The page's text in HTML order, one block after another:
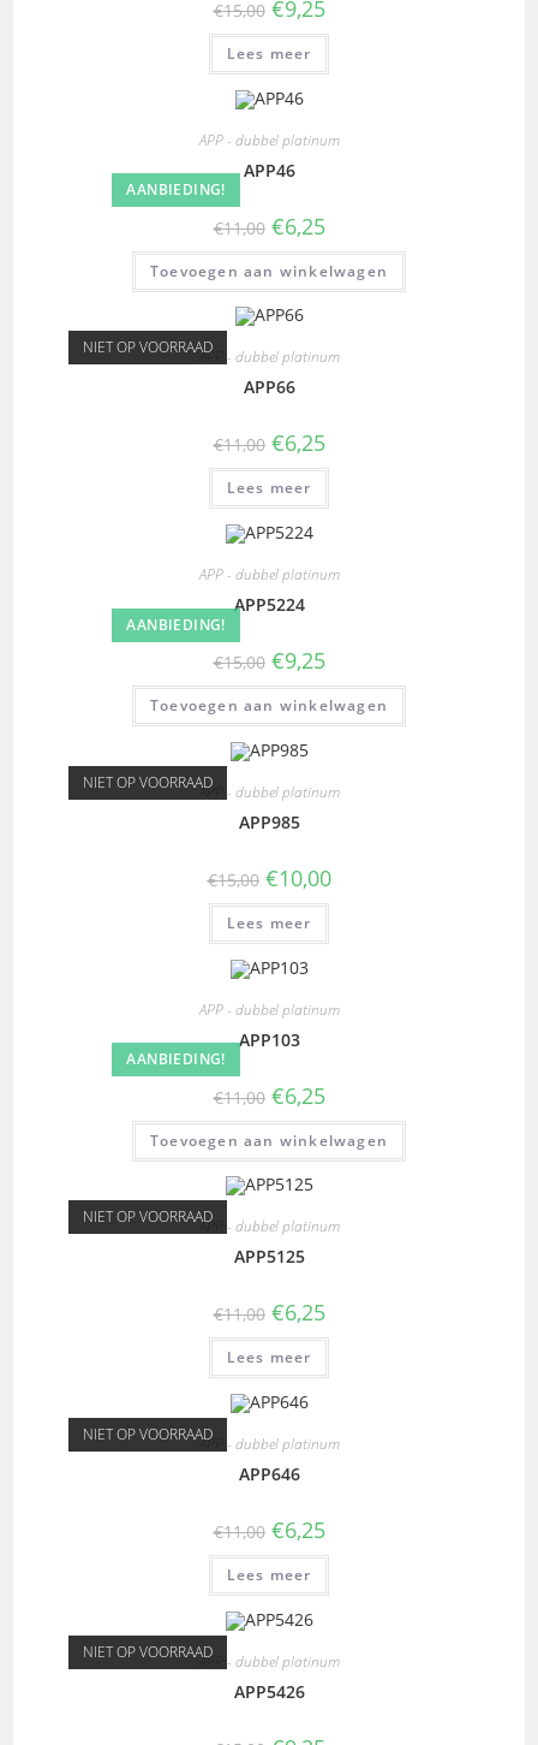
€15,00 €9,25
Lees meer
AANBIEDING!
APP - dubbel platinum
APP46
€11,00 €6,25
Toevoegen aan winkelwagen
NIET OP VOORRAADAPP - dubbel platinum
APP66
€11,00 €6,25
Lees meer
AANBIEDING!
APP - dubbel platinum
APP5224
€15,00 €9,25
Toevoegen aan winkelwagen
NIET OP VOORRAADAPP - dubbel platinum
APP985
€15,00 €10,00
Lees meer
AANBIEDING!
APP - dubbel platinum
APP103
€11,00 €6,25
Toevoegen aan winkelwagen
NIET OP VOORRAADAPP - dubbel platinum
APP5125
€11,00 €6,25
Lees meer
NIET OP VOORRAADAPP - dubbel platinum
APP646
€11,00 €6,25
Lees meer
NIET OP VOORRAADAPP - dubbel platinum
APP5426